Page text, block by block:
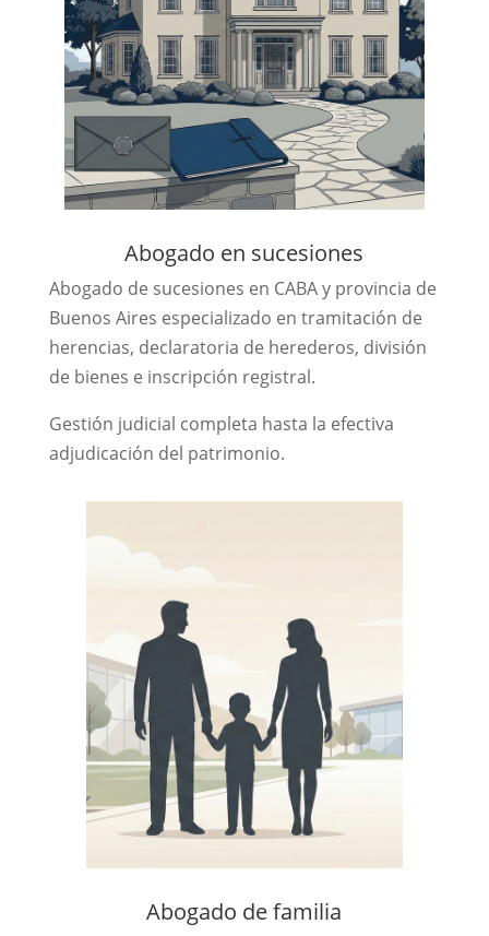
Abogado en sucesiones
Abogado de sucesiones en CABA y provincia de
Buenos Aires especializado en tramitación de
herencias, declaratoria de herederos, división
de bienes e inscripción registral.
Gestión judicial completa hasta la efectiva
adjudicación del patrimonio.
Abogado de familia